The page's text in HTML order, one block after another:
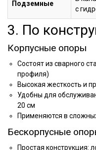
Подземные
с
3. По
Корпусные опоры
Состоят из сварного
профиля)
Высокая жесткость и
Удобны для
20 см
Применяются в
Бескорпусные
Простая конструкция: